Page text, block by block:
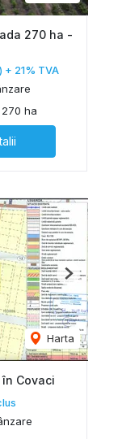
270 ha -
+ 21% TVA
270 ha
Harta
Next
Covaci